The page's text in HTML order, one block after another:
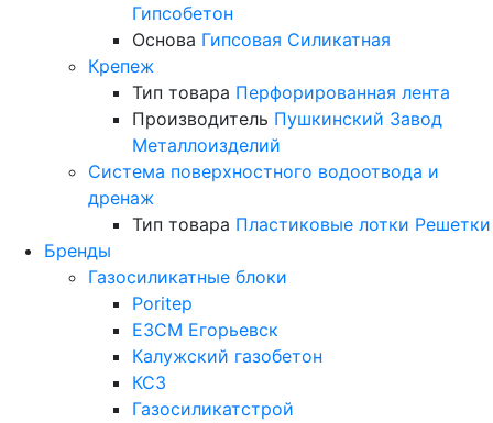
Гипсобетон
Основа Гипсовая Силикатная
Крепеж
Тип товара Перфорированная лента
Производитель Пушкинский Завод
Металлоизделий
Система поверхностного водоотвода и
дренаж
Тип товара Пластиковые лотки Решетки
Бренды
Газосиликатные блоки
Poritep
ЕЗСМ Егорьевск
Калужский газобетон
КСЗ
Газосиликатстрой